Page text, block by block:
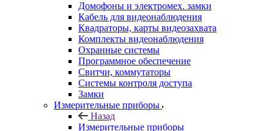
Домофоны и электромех. замки
Кабель для видеонаблюдения
Квадраторы, карты видеозахвата
Комплекты видеонаблюдения
Охранные системы
Программное обеспечение
Свитчи, коммутаторы
Системы контроля доступа
Замки
Измерительные приборы
Назад
Измерительные приборы